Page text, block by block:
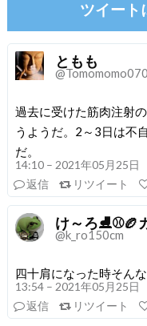
ツイート
ともも
過去に受けた筋肉注射
うようだ。2～3日は不
だ。
14:10 – 2021年05月25日
返信
リツイート
け～ろ⛸️⚾️🏉
@k_ro150cm
四十肩になった時そん
13:54 – 2021年05月25日
返信
リツイート